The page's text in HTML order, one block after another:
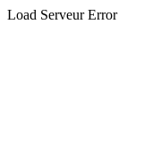
Load Serveur Error